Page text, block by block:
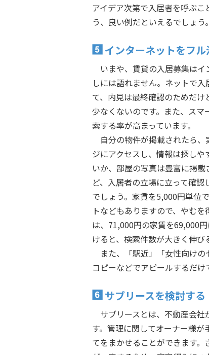
アイデア次第で入居者を呼ぶこ
う、良い例だといえるでしょう。
インターネットをフル
いまや、賃貸の入居募集はイ
しには語れません。ネットで入
て、内見は最終確認のためだけ
少なくないのです。また、スマ
索する率が高まっています。
自分の物件が掲載されたら、
ジにアクセスし、情報は探しや
いか、部屋の写真は豊富に掲載
ど、入居者の立場に立って確認
でしょう。家賃を5,000円単位
トなどもありますので、やむを
は、71,000円の家賃を69,000
けると、検索件数が大きく伸び
また、「駅近」「女性向け
コピーなどでアピールするだけ
サブリースを検討する
サブリースとは、不動産会
す。管理に関してオーナー様
てをまかせることができます